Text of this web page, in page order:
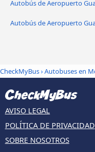
Autobús de Aeropuerto
Autobús de Aeropuerto
CheckMyBus›Autobuses en
AVISO LEGAL
POLÍTICA DE PRIVACIDAD
SOBRE NOSOTROS